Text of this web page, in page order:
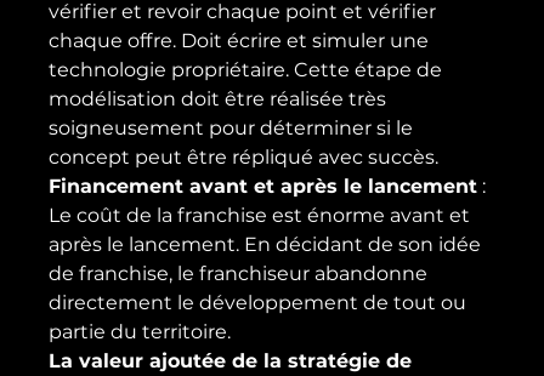
vérifier et revoir chaque point et vérifier
chaque offre. Doit écrire et simuler une
technologie propriétaire. Cette étape de
modélisation doit être réalisée très
soigneusement pour déterminer si le
concept peut être répliqué avec succès.
Financement avant et après le lancement :
Le coût de la franchise est énorme avant et
après le lancement. En décidant de son idée
de franchise, le franchiseur abandonne
directement le développement de tout ou
partie du territoire.
La valeur ajoutée de la stratégie de